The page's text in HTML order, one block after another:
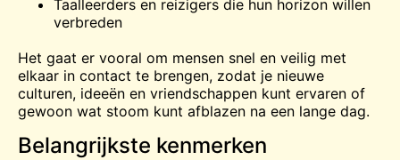
Taalleerders en reizigers die hun horizon willen
verbreden
Het gaat er vooral om mensen snel en veilig met
elkaar in contact te brengen, zodat je nieuwe
culturen, ideeën en vriendschappen kunt ervaren of
gewoon wat stoom kunt afblazen na een lange dag.
Belangrijkste kenmerken